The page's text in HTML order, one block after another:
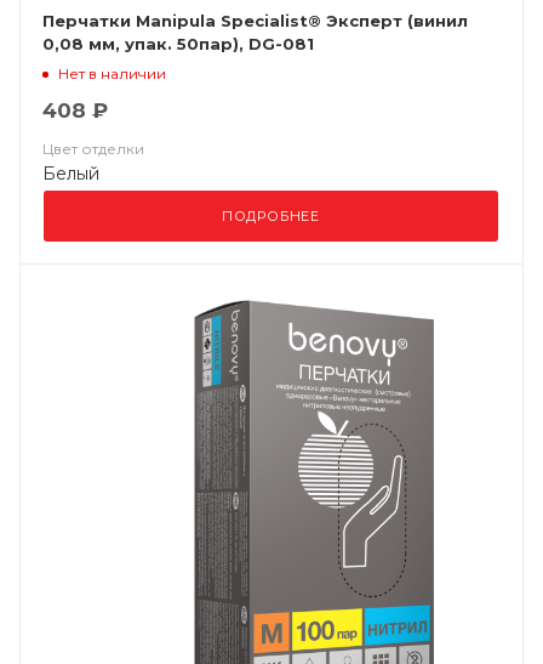
Перчатки Manipula Specialist® Эксперт (винил
0,08 мм, упак. 50пар), DG-081
Нет в наличии
408 ₽
Цвет отделки
Белый
ПОДРОБНЕЕ